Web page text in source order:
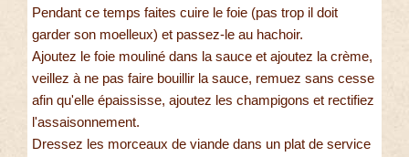
Pendant ce temps faites cuire le foie (pas trop il doit
garder son moelleux) et passez-le au hachoir.
Ajoutez le foie mouliné dans la sauce et ajoutez la crème,
veillez à ne pas faire bouillir la sauce, remuez sans cesse
afin qu'elle épaississe, ajoutez les champigons et rectifiez
l'assaisonnement.
Dressez les morceaux de viande dans un plat de service